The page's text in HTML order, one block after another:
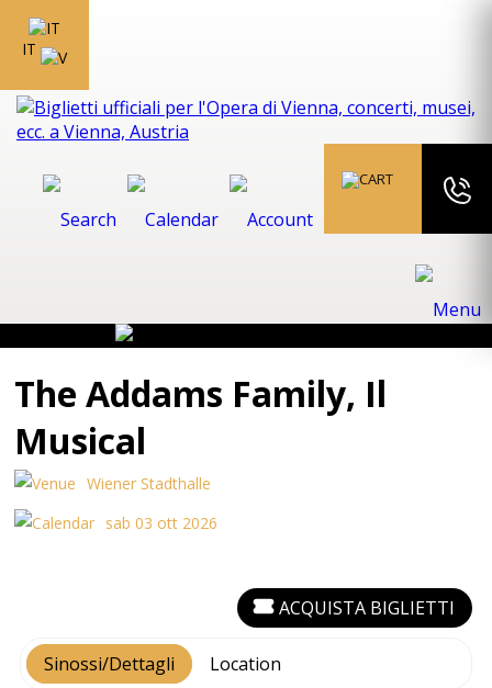
IT
The Addams Family, Il
Musical
Wiener Stadthalle
sab 03 ott 2026
Sinossi/Dettagli Location
ACQUISTA BIGLIETTI